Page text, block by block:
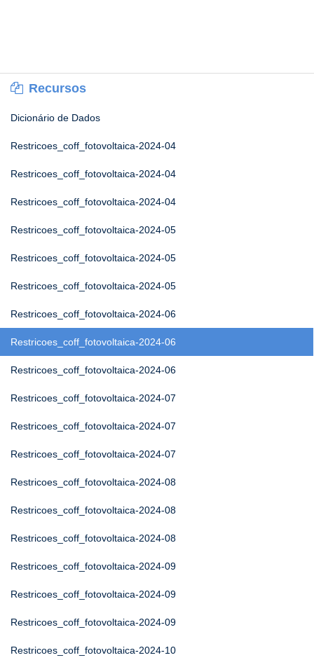
Recursos
Dicionário de Dados
Restricoes_coff_fotovoltaica-2024-04
Restricoes_coff_fotovoltaica-2024-04
Restricoes_coff_fotovoltaica-2024-04
Restricoes_coff_fotovoltaica-2024-05
Restricoes_coff_fotovoltaica-2024-05
Restricoes_coff_fotovoltaica-2024-05
Restricoes_coff_fotovoltaica-2024-06
Restricoes_coff_fotovoltaica-2024-06
Restricoes_coff_fotovoltaica-2024-06
Restricoes_coff_fotovoltaica-2024-07
Restricoes_coff_fotovoltaica-2024-07
Restricoes_coff_fotovoltaica-2024-07
Restricoes_coff_fotovoltaica-2024-08
Restricoes_coff_fotovoltaica-2024-08
Restricoes_coff_fotovoltaica-2024-08
Restricoes_coff_fotovoltaica-2024-09
Restricoes_coff_fotovoltaica-2024-09
Restricoes_coff_fotovoltaica-2024-09
Restricoes_coff_fotovoltaica-2024-10